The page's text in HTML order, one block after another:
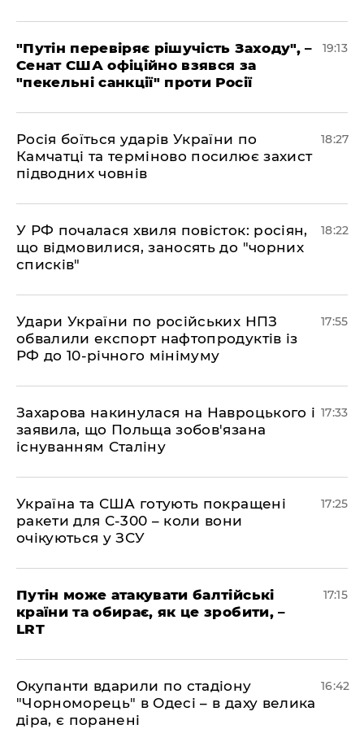
​"Путін перевіряє рішучість Заходу", –
Сенат США офіційно взявся за
"пекельні санкції" проти Росії
19:13
​Росія боїться ударів України по
Камчатці та терміново посилює захист
підводних човнів
18:27
​У РФ почалася хвиля повісток: росіян,
що відмовилися, заносять до "чорних
списків"
18:22
​Удари України по російських НПЗ
обвалили експорт нафтопродуктів із
РФ до 10-річного мінімуму
17:55
​Захарова накинулася на Навроцького і
заявила, що Польща зобов'язана
існуванням Сталіну
17:33
​Україна та США готують покращені
ракети для С-300 – коли вони
очікуються у ЗСУ
17:25
​Путін може атакувати балтійські
країни та обирає, як це зробити, –
LRT
17:15
​Окупанти вдарили по стадіону
"Чорноморець" в Одесі – в даху велика
діра, є поранені
16:42